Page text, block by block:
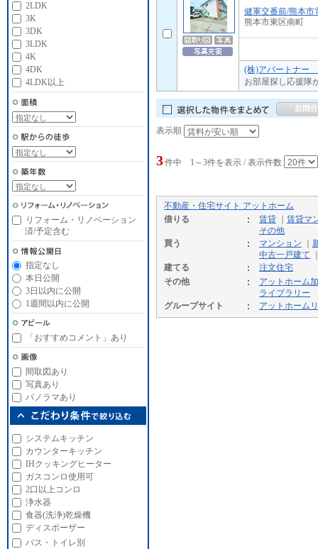
健軍交番前/熊本市
熊本市東区南町
(株)アパートナー
お部屋探し応援隊
表示順
3件中 1～3件を表示 / 表示件数
不動産・住宅サイト アットホーム
借りる
賃貸
賃貸マ
その他
買う
マンション
中古一戸建て
建てる
注文住宅
その他
アットホーム
ライブラリー
グループサイト
アットホーム
2LDK
3K
3DK
3LDK
4K
4DK
4LDK以上
リフォーム・リノベーション
済/予定含む
指定なし
本日公開
3日以内に公開
1週間以内に公開
「おすすめコメント」あり
間取図あり
写真あり
パノラマあり
システムキッチン
カウンターキッチン
IHクッキングヒーター
ガスコンロ使用可
2口以上コンロ
浄水器
食器(洗浄)乾燥機
ディスポーザー
バス・トイレ別